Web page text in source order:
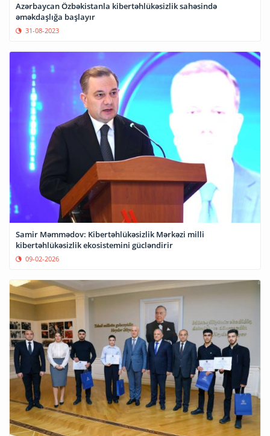
Azərbaycan Özbəkistanla kibertəhlükəsizlik sahəsində
əməkdaşlığa başlayır
31-08-2023
Samir Məmmədov: Kibertəhlükəsizlik Mərkəzi milli
kibertəhlükəsizlik ekosistemini gücləndirir
09-02-2026